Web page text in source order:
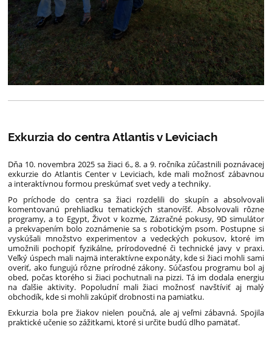
Exkurzia do centra Atlantis v Leviciach
Dňa 10. novembra 2025 sa žiaci 6., 8. a 9. ročníka zúčastnili poznávacej
exkurzie do Atlantis Center v Leviciach, kde mali možnosť zábavnou
a interaktívnou formou preskúmať svet vedy a techniky.
Po príchode do centra sa žiaci rozdelili do skupín a absolvovali
komentovanú prehliadku tematických stanovíšť. Absolvovali rôzne
programy, a to Egypt, Život v kozme, Zázračné pokusy, 9D simulátor
a prekvapením bolo zoznámenie sa s robotickým psom. Postupne si
vyskúšali množstvo experimentov a vedeckých pokusov, ktoré im
umožnili pochopiť fyzikálne, prírodovedné či technické javy v praxi.
Veľký úspech mali najmä interaktívne exponáty, kde si žiaci mohli sami
overiť, ako fungujú rôzne prírodné zákony. Súčasťou programu bol aj
obed, počas ktorého si žiaci pochutnali na pizzi. Tá im dodala energiu
na ďalšie aktivity. Popoludní mali žiaci možnosť navštíviť aj malý
obchodík, kde si mohli zakúpiť drobnosti na pamiatku.
Exkurzia bola pre žiakov nielen poučná, ale aj veľmi zábavná. Spojila
praktické učenie so zážitkami, ktoré si určite budú dlho pamätať.